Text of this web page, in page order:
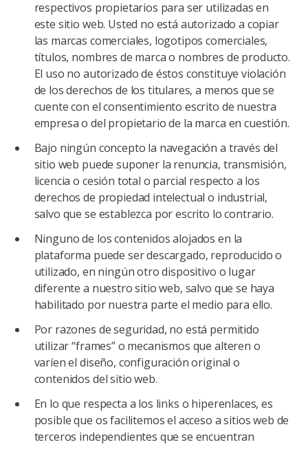
respectivos propietarios para ser utilizadas en
este sitio web. Usted no está autorizado a copiar
las marcas comerciales, logotipos comerciales,
títulos, nombres de marca o nombres de producto.
El uso no autorizado de éstos constituye violación
de los derechos de los titulares, a menos que se
cuente con el consentimiento escrito de nuestra
empresa o del propietario de la marca en cuestión.
Bajo ningún concepto la navegación a través del
sitio web puede suponer la renuncia, transmisión,
licencia o cesión total o parcial respecto a los
derechos de propiedad intelectual o industrial,
salvo que se establezca por escrito lo contrario.
Ninguno de los contenidos alojados en la
plataforma puede ser descargado, reproducido o
utilizado, en ningún otro dispositivo o lugar
diferente a nuestro sitio web, salvo que se haya
habilitado por nuestra parte el medio para ello.
Por razones de seguridad, no está permitido
utilizar “frames” o mecanismos que alteren o
varíen el diseño, configuración original o
contenidos del sitio web.
En lo que respecta a los links o hiperenlaces, es
posible que os facilitemos el acceso a sitios web de
terceros independientes que se encuentran